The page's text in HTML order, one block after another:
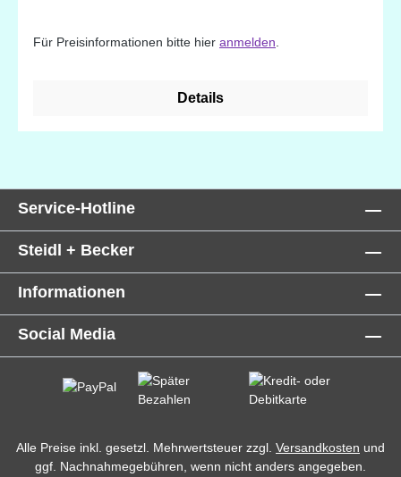
Für Preisinformationen bitte hier anmelden
Details
Service-Hotline
Steidl + Becker
Informationen
Social Media
Alle Preise inkl. gesetzl. Mehrwertsteuer zzgl. Versandkosten und
ggf. Nachnahmegebühren, wenn nicht anders angegeben.